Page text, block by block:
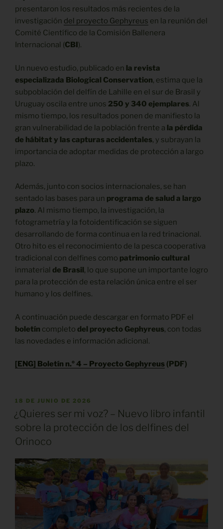
presentaron los resultados más recientes de la
investigación del proyecto Gephyreus en la reunión del
Comité Científico de la Comisión Ballenera
Internacional (CBI).
Un nuevo estudio, publicado en la revista
especializada Biological Conservation, estima que la
subpoblación del delfín de Lahille en el sur de Brasil y
Uruguay oscila entre unos 250 y 340 ejemplares. Al
mismo tiempo, los resultados ponen de manifiesto la
gran vulnerabilidad de la población frente a la pérdida
de hábitat y las capturas accidentales, y subrayan la
importancia de adoptar medidas de protección a largo
plazo.
Además, junto con socios internacionales, se han
sentado las bases para un programa de salud a largo
plazo. Al mismo tiempo, la investigación, la
fotogrametría y la fotoidentificación se siguen
desarrollando de forma continua en la red trinacional.
Otro hito es el reconocimiento de la pesca cooperativa
tradicional con delfines como patrimonio cultural
inmaterial de Brasil, lo que supone un importante logro
para la protección de esta relación única entre el ser
humano y los delfines.
A continuación puede descargar en formato PDF el
boletín completo del proyecto Gephyreus, con todas
las novedades e información adicional.
[ENG] Boletín n.º 4 – Proyecto Gephyreus (PDF)
PUBLICADO
EL
18 DE JUNIO DE 2026
¿Quieres ser mi voz? – Nuevo libro infantil
sobre la protección de los delfines del
Orinoco